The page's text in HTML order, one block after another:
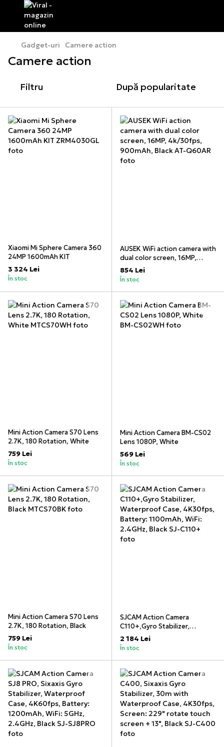
Gadget-uri Camere action
Camere action
Filtru După popularitate
Xiaomi Mi Sphere Camera 360
24MP 1600mAh KIT
3 324 Lei
În stoc
AUSEK WiFi action camera with
dual color screen, 16MP,
4k/30fps, 900mAh, Black
854 Lei
În stoc
Mini Action Camera S70 Lens
2.7K, 180 Rotation, White
759 Lei
În stoc
Mini Action Camera BM-CS02
Lens 1080P, White
569 Lei
În stoc
Mini Action Camera S70 Lens
2.7K, 180 Rotation, Black
759 Lei
În stoc
SJCAM Action Camera
C110+,Gyro Stabilizer,
Waterproof Case, 4K30fps,
Battery: 1100mAh, WiFi:
2 184 Lei
În stoc